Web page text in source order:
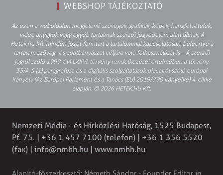
WEBSHOP TÁJÉKOZTATÓ
Az ezen a weboldalon megjelenő szövegek, grafikák, képek, hangfelvételek,
video anyagok vagy egyéb tartalmak szerzői jogvédelem alatt állnak. A
Hetek.hu Kft. minden jogot fenntart a tartalommal kapcsolatosan, beleértve a
tartalom szöveg- és adatbányászat céljára való felhasználását is – A szerzői
jogról szóló 1999. évi LXXVI. törvény rendelkezései értelmében a törvény
35/A. § (1) paragrafusa és a digitális szolgáltatások piacairól szóló európai
irányelv (Az Európai Parlament és a Tanács (EU) 2019/790 Irányelve) 4. cikke
alapján. © 2026 HETEK.HU Kft.
Nemzeti Média - és Hírközlési Hatóság, 1525 Budapest,
Pf. 75. | +36 1 457 7100 (telefon) | +36 1 356 5520
(fax) | info@nmhh.hu | www.nmhh.hu